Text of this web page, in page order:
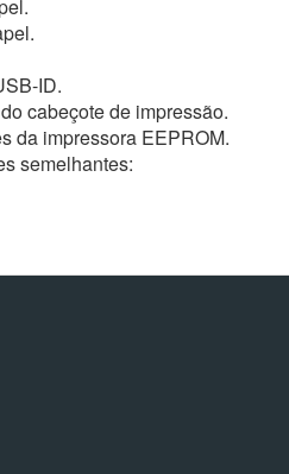
ID.
cabeçote de impressão.
da impressora EEPROM.
semelhantes: